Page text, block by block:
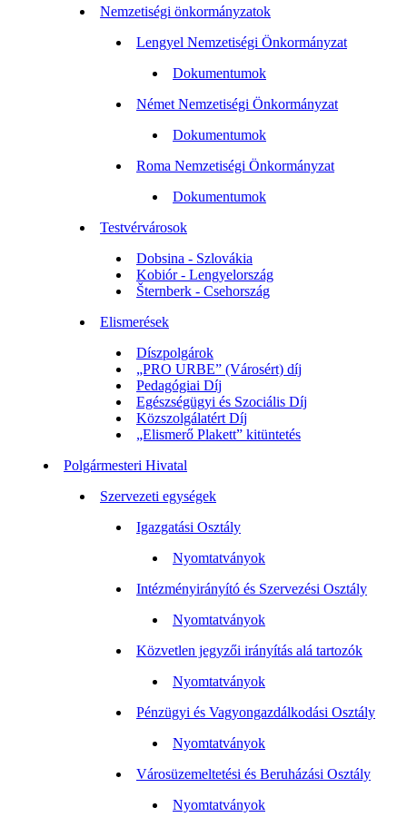
Nemzetiségi önkormányzatok
Lengyel Nemzetiségi Önkormányzat
Dokumentumok
Német Nemzetiségi Önkormányzat
Dokumentumok
Roma Nemzetiségi Önkormányzat
Dokumentumok
Testvérvárosok
Dobsina - Szlovákia
Kobiór - Lengyelország
Šternberk - Csehország
Elismerések
Díszpolgárok
„PRO URBE” (Városért) díj
Pedagógiai Díj
Egészségügyi és Szociális Díj
Közszolgálatért Díj
„Elismerő Plakett” kitüntetés
Polgármesteri Hivatal
Szervezeti egységek
Igazgatási Osztály
Nyomtatványok
Intézményirányító és Szervezési Osztály
Nyomtatványok
Közvetlen jegyzői irányítás alá tartozók
Nyomtatványok
Pénzügyi és Vagyongazdálkodási Osztály
Nyomtatványok
Városüzemeltetési és Beruházási Osztály
Nyomtatványok